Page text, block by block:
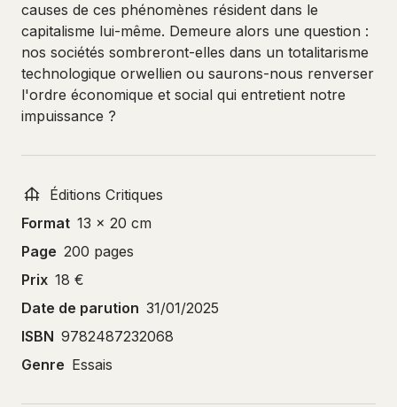
causes de ces phénomènes résident dans le
capitalisme lui-même. Demeure alors une question :
nos sociétés sombreront-elles dans un totalitarisme
technologique orwellien ou saurons-nous renverser
l'ordre économique et social qui entretient notre
impuissance ?
Éditions Critiques
Format 13 x 20 cm
Page 200 pages
Prix 18 €
Date de parution 31/01/2025
ISBN 9782487232068
Genre Essais